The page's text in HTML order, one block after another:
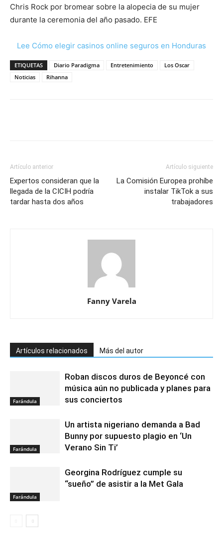
Chris Rock por bromear sobre la alopecia de su mujer
durante la ceremonia del año pasado. EFE
Lee Cómo elegir casinos online seguros en Honduras
ETIQUETAS Diario Paradigma Entretenimiento
Los Oscar
Noticias
Rihanna
Artículo anterior
Expertos consideran que la
llegada de la CICIH podría
tardar hasta dos años
Artículo siguiente
La Comisión Europea prohíbe
instalar TikTok a sus
trabajadores
Fanny Varela
Artículos relacionados Más del autor
Farándula
Roban discos duros de Beyoncé con
música aún no publicada y planes para
sus conciertos
Farándula
Un artista nigeriano demanda a Bad
Bunny por supuesto plagio en ‘Un
Verano Sin Ti’
Farándula
Georgina Rodríguez cumple su
“sueño” de asistir a la Met Gala